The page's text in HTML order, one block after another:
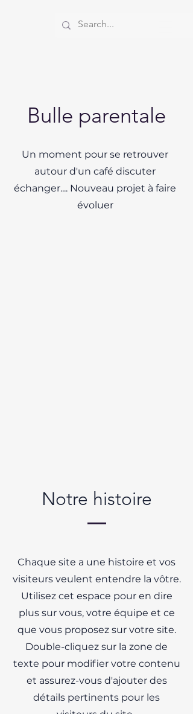
Bulle parentale
Un moment pour se retrouver
autour d'un café discuter
échanger.... Nouveau projet à faire
évoluer
Notre histoire
Chaque site a une histoire et vos
visiteurs veulent entendre la vôtre.
Utilisez cet espace pour en dire
plus sur vous, votre équipe et ce
que vous proposez sur votre site.
Double-cliquez sur la zone de
texte pour modifier votre contenu
et assurez-vous d'ajouter des
détails pertinents pour les